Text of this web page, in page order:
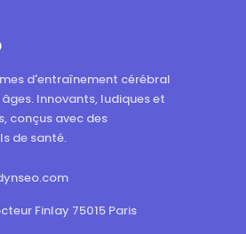
d'entraînement cérébral
Innovants, ludiques et
conçus avec des
de santé.
Finlay 75015 Paris